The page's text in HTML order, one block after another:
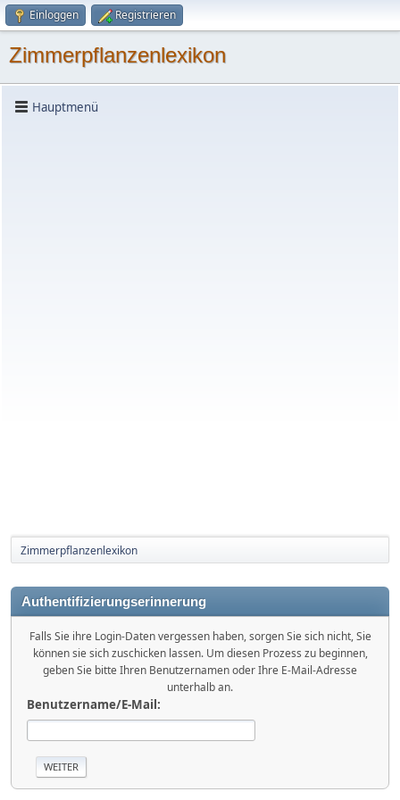
Einloggen Registrieren
Zimmerpflanzenlexikon
Hauptmenü
Zimmerpflanzenlexikon
Authentifizierungserinnerung
Falls Sie ihre Login-Daten vergessen haben, sorgen Sie sich nicht, Sie
können sie sich zuschicken lassen. Um diesen Prozess zu beginnen,
geben Sie bitte Ihren Benutzernamen oder Ihre E-Mail-Adresse
unterhalb an.
Benutzername/E-Mail: